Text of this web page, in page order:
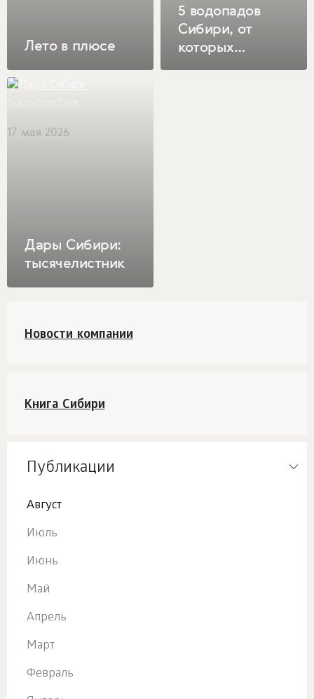
Лето в плюсе
5 водопадов
Сибири, от
которых
Дары Сибири:
тысячелистник
17 мая 2026
Новости компании
Книга Сибири
Публикации
Август
Июль
Июнь
Май
Апрель
Март
Февраль